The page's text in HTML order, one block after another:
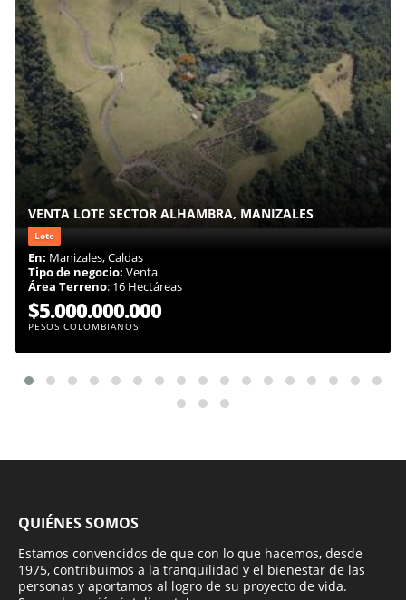
VENTA LOTE SECTOR ALHAMBRA, MANIZALES
Lote
En: Manizales, Caldas
Tipo de negocio: Venta
Área Terreno: 16 Hectáreas
$5.000.000.000
PESOS COLOMBIANOS
QUIÉNES SOMOS
Estamos convencidos de que con lo que hacemos, desde
1975, contribuimos a la tranquilidad y el bienestar de las
personas y aportamos al logro de su proyecto de vida.